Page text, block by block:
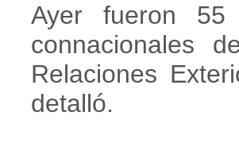
Ayer fueron
connacionales
Relaciones
detalló.